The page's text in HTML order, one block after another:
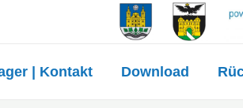
| Kontakt Download